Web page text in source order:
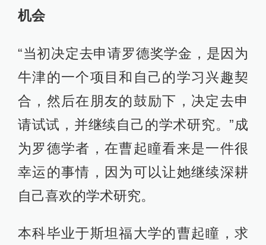
机会
“当初决定去申请罗德奖学金，是因为
牛津的一个项目和自己的学习兴趣契
合，然后在朋友的鼓励下，决定去申
请试试，并继续自己的学术研究。”成
为罗德学者，在曹起瞳看来是一件很
幸运的事情，因为可以让她继续深耕
自己喜欢的学术研究。
本科毕业于斯坦福大学的曹起瞳，求